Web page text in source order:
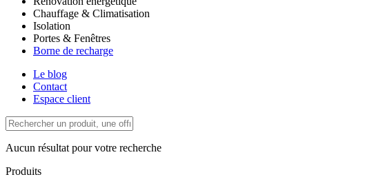
Chauffage & Climatisation
Isolation
Portes & Fenêtres
Borne de recharge
Le blog
Contact
Espace client
Aucun résultat pour votre recherche
Produits